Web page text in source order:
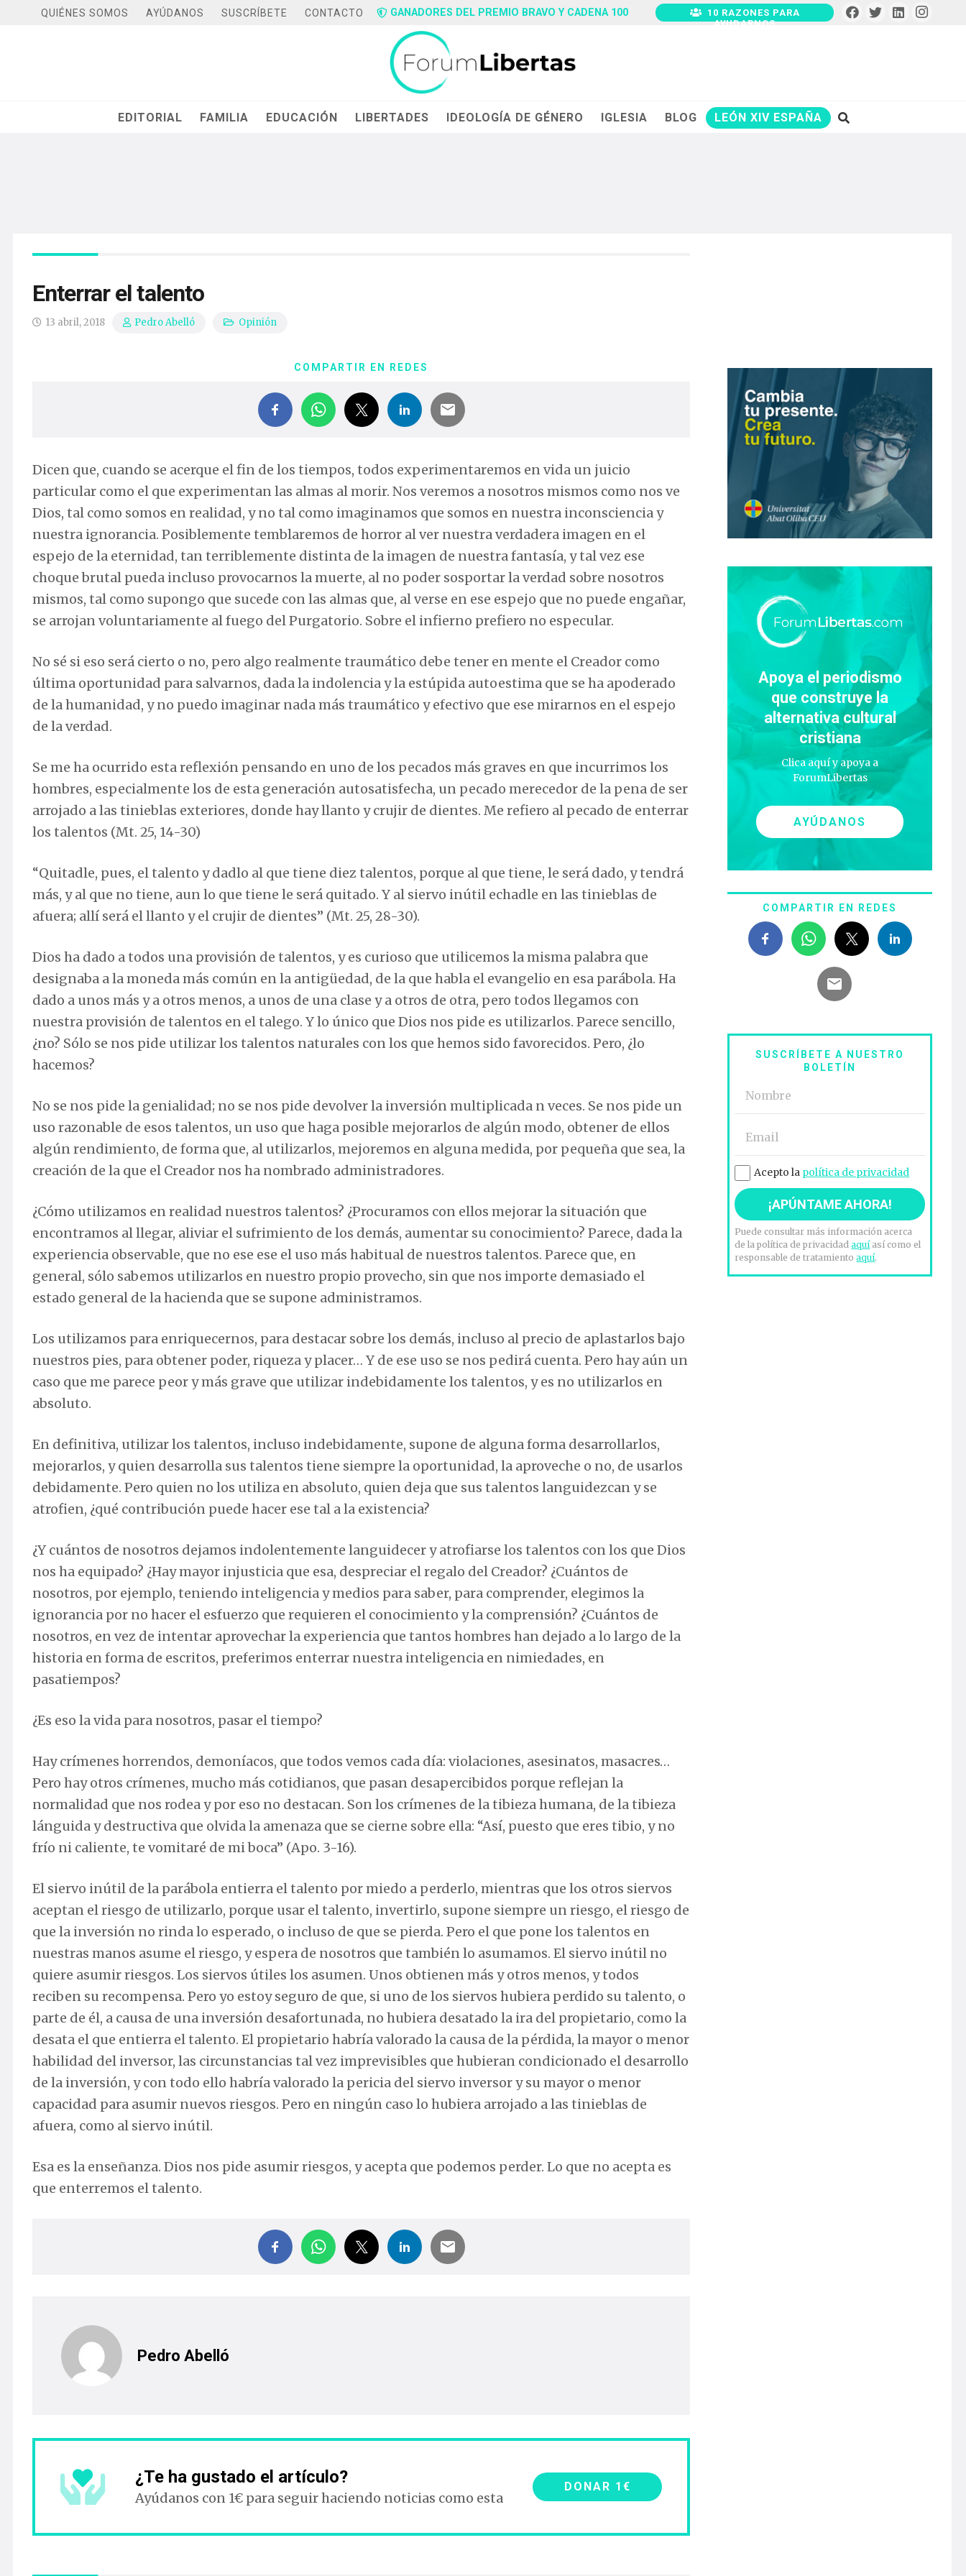
QUIÉNES SOMOS AYÚDANOS SUSCRÍBETE CONTACTO GANADORES DEL PREMIO BRAVO Y CADENA 100
10 RAZONES PARA
AYUDARNOS
EDITORIAL FAMILIA EDUCACIÓN LIBERTADES IDEOLOGÍA DE GÉNERO IGLESIA BLOG LEÓN XIV ESPAÑA
Enterrar el talento
13 abril, 2018 Pedro Abelló Opinión
COMPARTIR EN REDES
Dicen que, cuando se acerque el fin de los tiempos, todos experimentaremos en vida un juicio
particular como el que experimentan las almas al morir. Nos veremos a nosotros mismos como nos ve
Dios, tal como somos en realidad, y no tal como imaginamos que somos en nuestra inconsciencia y
nuestra ignorancia. Posiblemente temblaremos de horror al ver nuestra verdadera imagen en el
espejo de la eternidad, tan terriblemente distinta de la imagen de nuestra fantasía, y tal vez ese
choque brutal pueda incluso provocarnos la muerte, al no poder sosportar la verdad sobre nosotros
mismos, tal como supongo que sucede con las almas que, al verse en ese espejo que no puede engañar,
se arrojan voluntariamente al fuego del Purgatorio. Sobre el infierno prefiero no especular.
No sé si eso será cierto o no, pero algo realmente traumático debe tener en mente el Creador como
última oportunidad para salvarnos, dada la indolencia y la estúpida autoestima que se ha apoderado
de la humanidad, y no puedo imaginar nada más traumático y efectivo que ese mirarnos en el espejo
de la verdad.
Se me ha ocurrido esta reflexión pensando en uno de los pecados más graves en que incurrimos los
hombres, especialmente los de esta generación autosatisfecha, un pecado merecedor de la pena de ser
arrojado a las tinieblas exteriores, donde hay llanto y crujir de dientes. Me refiero al pecado de enterrar
los talentos (Mt. 25, 14-30)
“Quitadle, pues, el talento y dadlo al que tiene diez talentos, porque al que tiene, le será dado, y tendrá
más, y al que no tiene, aun lo que tiene le será quitado. Y al siervo inútil echadle en las tinieblas de
afuera; allí será el llanto y el crujir de dientes” (Mt. 25, 28-30).
Dios ha dado a todos una provisión de talentos, y es curioso que utilicemos la misma palabra que
designaba a la moneda más común en la antigüedad, de la que habla el evangelio en esa parábola. Ha
dado a unos más y a otros menos, a unos de una clase y a otros de otra, pero todos llegamos con
nuestra provisión de talentos en el talego. Y lo único que Dios nos pide es utilizarlos. Parece sencillo,
¿no? Sólo se nos pide utilizar los talentos naturales con los que hemos sido favorecidos. Pero, ¿lo
hacemos?
No se nos pide la genialidad; no se nos pide devolver la inversión multiplicada n veces. Se nos pide un
uso razonable de esos talentos, un uso que haga posible mejorarlos de algún modo, obtener de ellos
algún rendimiento, de forma que, al utilizarlos, mejoremos en alguna medida, por pequeña que sea, la
creación de la que el Creador nos ha nombrado administradores.
¿Cómo utilizamos en realidad nuestros talentos? ¿Procuramos con ellos mejorar la situación que
encontramos al llegar, aliviar el sufrimiento de los demás, aumentar su conocimiento? Parece, dada la
experiencia observable, que no ese ese el uso más habitual de nuestros talentos. Parece que, en
general, sólo sabemos utilizarlos en nuestro propio provecho, sin que nos importe demasiado el
estado general de la hacienda que se supone administramos.
Los utilizamos para enriquecernos, para destacar sobre los demás, incluso al precio de aplastarlos bajo
nuestros pies, para obtener poder, riqueza y placer… Y de ese uso se nos pedirá cuenta. Pero hay aún un
caso que me parece peor y más grave que utilizar indebidamente los talentos, y es no utilizarlos en
absoluto.
En definitiva, utilizar los talentos, incluso indebidamente, supone de alguna forma desarrollarlos,
mejorarlos, y quien desarrolla sus talentos tiene siempre la oportunidad, la aproveche o no, de usarlos
debidamente. Pero quien no los utiliza en absoluto, quien deja que sus talentos languidezcan y se
atrofien, ¿qué contribución puede hacer ese tal a la existencia?
¿Y cuántos de nosotros dejamos indolentemente languidecer y atrofiarse los talentos con los que Dios
nos ha equipado? ¿Hay mayor injusticia que esa, despreciar el regalo del Creador? ¿Cuántos de
nosotros, por ejemplo, teniendo inteligencia y medios para saber, para comprender, elegimos la
ignorancia por no hacer el esfuerzo que requieren el conocimiento y la comprensión? ¿Cuántos de
nosotros, en vez de intentar aprovechar la experiencia que tantos hombres han dejado a lo largo de la
historia en forma de escritos, preferimos enterrar nuestra inteligencia en nimiedades, en
pasatiempos?
¿Es eso la vida para nosotros, pasar el tiempo?
Hay crímenes horrendos, demoníacos, que todos vemos cada día: violaciones, asesinatos, masacres…
Pero hay otros crímenes, mucho más cotidianos, que pasan desapercibidos porque reflejan la
normalidad que nos rodea y por eso no destacan. Son los crímenes de la tibieza humana, de la tibieza
lánguida y destructiva que olvida la amenaza que se cierne sobre ella: “Así, puesto que eres tibio, y no
frío ni caliente, te vomitaré de mi boca” (Apo. 3-16).
El siervo inútil de la parábola entierra el talento por miedo a perderlo, mientras que los otros siervos
aceptan el riesgo de utilizarlo, porque usar el talento, invertirlo, supone siempre un riesgo, el riesgo de
que la inversión no rinda lo esperado, o incluso de que se pierda. Pero el que pone los talentos en
nuestras manos asume el riesgo, y espera de nosotros que también lo asumamos. El siervo inútil no
quiere asumir riesgos. Los siervos útiles los asumen. Unos obtienen más y otros menos, y todos
reciben su recompensa. Pero yo estoy seguro de que, si uno de los siervos hubiera perdido su talento, o
parte de él, a causa de una inversión desafortunada, no hubiera desatado la ira del propietario, como la
desata el que entierra el talento. El propietario habría valorado la causa de la pérdida, la mayor o menor
habilidad del inversor, las circunstancias tal vez imprevisibles que hubieran condicionado el desarrollo
de la inversión, y con todo ello habría valorado la pericia del siervo inversor y su mayor o menor
capacidad para asumir nuevos riesgos. Pero en ningún caso lo hubiera arrojado a las tinieblas de
afuera, como al siervo inútil.
Esa es la enseñanza. Dios nos pide asumir riesgos, y acepta que podemos perder. Lo que no acepta es
que enterremos el talento.
Pedro Abelló
¿Te ha gustado el artículo?
Ayúdanos con 1€ para seguir haciendo noticias como esta
DONAR 1€
Apoya el periodismo
que construye la
alternativa cultural
cristiana
Clica aquí y apoya a
ForumLibertas
AYÚDANOS
COMPARTIR EN REDES
SUSCRÍBETE A NUESTRO
BOLETÍN
Acepto la política de privacidad
Puede consultar más información acerca
de la política de privacidadaquíasí como el
responsable de tratamientoaquí.